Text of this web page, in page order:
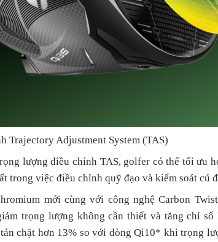
Trajectory Adjustment System (TAS)
lượng điều chỉnh TAS, golfer có thể tối ưu
trong việc điều chỉnh quỹ đạo và kiểm soát cú
mới cùng với công nghệ Carbon
trọng lượng không cần thiết và tăng chỉ
chặt hơn 13% so với dòng Qi10* khi trọng